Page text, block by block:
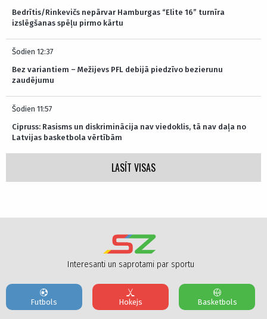
Bedrītis/Rinkevičs nepārvar Hamburgas “Elite 16” turnīra
izslēgšanas spēļu pirmo kārtu
Šodien 12:37
Bez variantiem – Mežijevs PFL debijā piedzīvo bezierunu
zaudējumu
Šodien 11:57
Cipruss: Rasisms un diskriminācija nav viedoklis, tā nav daļa no
Latvijas basketbola vērtībām
LASĪT VISAS
Interesanti un saprotami par sportu
Futbols Hokejs Basketbols